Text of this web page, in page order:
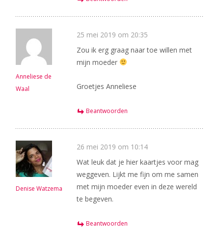
Anneliese de
Waal
25 mei 2019 om 20:35
Zou ik erg graag naar toe willen met
mijn moeder
Groetjes Anneliese
Beantwoorden
Denise Watzema
26 mei 2019 om 10:14
Wat leuk dat je hier kaartjes voor mag
weggeven. Lijkt me fijn om me samen
met mijn moeder even in deze wereld
te begeven.
Beantwoorden